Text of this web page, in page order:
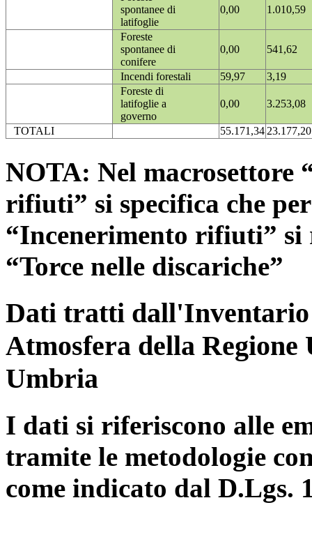
spontanee di
latifoglie
0,00 1.010,59
Foreste
spontanee di
conifere
0,00 541,62
Incendi forestali 59,97
3,19
Foreste di
latifoglie a
governo
0,00 3.253,08
TOTALI 55.171,3423.177,20
NOTA: Nel macrosettore
rifiuti” si specifica che
“Incenerimento rifiuti”
“Torce nelle discariche”
Dati tratti dall'Inventario
Atmosfera della
Umbria
I dati si riferiscono alle
tramite le metodologie
come indicato dal D.Lgs.